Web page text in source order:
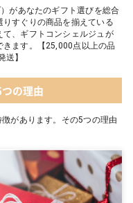
があなたのギフト選びを総合
すぐりの商品を揃えている
、ギフトコンシェルジュが
きます。【25,000点以上の品
送】
の理由
があります。その5つの理由